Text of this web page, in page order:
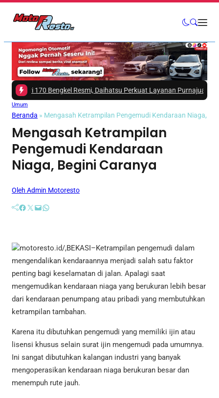
170 Bengkel Resmi, Daihatsu Perkuat Layanan Purnajual|#3 -
Umum
Beranda » Mengasah Ketrampilan Pengemudi Kendaraan Niaga,
Mengasah Ketrampilan
Pengemudi Kendaraan
Niaga, Begini Caranya
Oleh Admin Motoresto
Facebook Twitter Mail WhatsApp
motoresto.id/,BEKASI–Ketrampilan pengemudi dalam
mengendalikan kendaraannya menjadi salah satu faktor
penting bagi keselamatan di jalan. Apalagi saat
mengemudikan kendaraan niaga yang berukuran lebih besar
dari kendaraan penumpang atau pribadi yang membutuhkan
ketrampilan tambahan.
Karena itu dibutuhkan pengemudi yang memiliki ijin atau
lisensi khusus selain surat ijin mengemudi pada umumnya.
Ini sangat dibutuhkan kalangan industri yang banyak
mengoperasikan kendaraan niaga berukuran besar dan
menempuh rute jauh.